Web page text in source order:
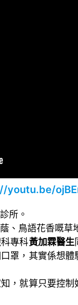
youtu.be/
所。
、鳥語花香嘅草
專科黃加霖醫生
罩，其實係想
，就算只要控